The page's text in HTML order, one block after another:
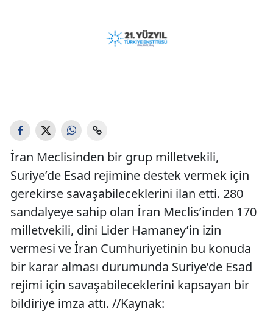
İran Meclisinden bir grup milletvekili,
Suriye’de Esad rejimine destek vermek için
gerekirse savaşabileceklerini ilan etti. 280
sandalyeye sahip olan İran Meclis’inden 170
milletvekili, dini Lider Hamaney’in izin
vermesi ve İran Cumhuriyetinin bu konuda
bir karar alması durumunda Suriye’de Esad
rejimi için savaşabileceklerini kapsayan bir
bildiriye imza attı. //Kaynak: